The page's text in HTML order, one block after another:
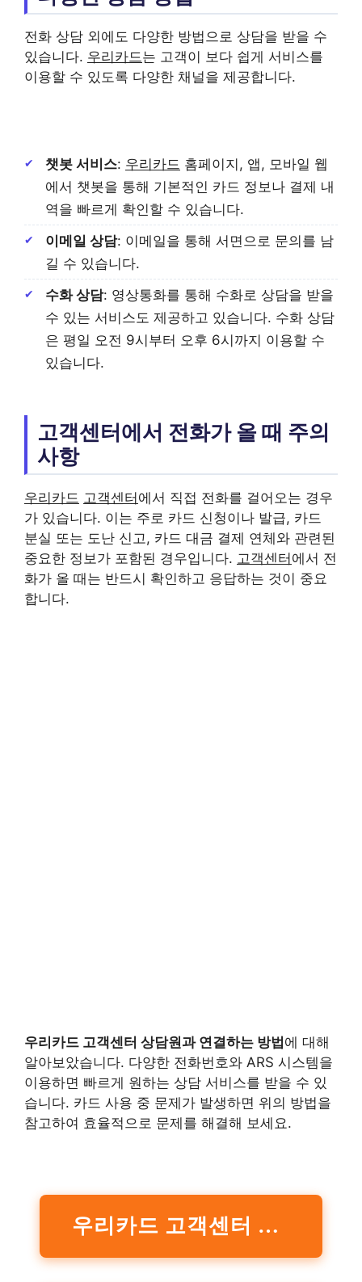
전화 상담 외에도 다양한 방법으로 상담을 받을 수
있습니다. 우리카드는 고객이 보다 쉽게 서비스를
이용할 수 있도록 다양한 채널을 제공합니다.
챗봇 서비스: 우리카드 홈페이지, 앱, 모바일 웹
에서 챗봇을 통해 기본적인 카드 정보나 결제 내
역을 빠르게 확인할 수 있습니다.
이메일 상담: 이메일을 통해 서면으로 문의를 남
길 수 있습니다.
수화 상담: 영상통화를 통해 수화로 상담을 받을
수 있는 서비스도 제공하고 있습니다. 수화 상담
은 평일 오전 9시부터 오후 6시까지 이용할 수
있습니다.
고객센터에서 전화가 올 때 주의
사항
우리카드 고객센터에서 직접 전화를 걸어오는 경우
가 있습니다. 이는 주로 카드 신청이나 발급, 카드
분실 또는 도난 신고, 카드 대금 결제 연체와 관련된
중요한 정보가 포함된 경우입니다. 고객센터에서 전
화가 올 때는 반드시 확인하고 응답하는 것이 중요
합니다.
우리카드 고객센터 상담원과 연결하는 방법에 대해
알아보았습니다. 다양한 전화번호와 ARS 시스템을
이용하면 빠르게 원하는 상담 서비스를 받을 수 있
습니다. 카드 사용 중 문제가 발생하면 위의 방법을
참고하여 효율적으로 문제를 해결해 보세요.
우리카드 고객센터 홈페이지 방문하기